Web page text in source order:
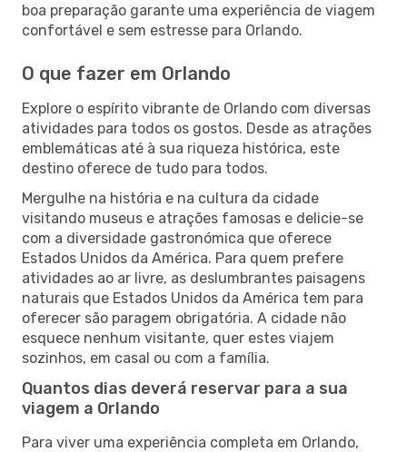
boa preparação garante uma experiência de viagem
confortável e sem estresse para Orlando.
O que fazer em Orlando
Explore o espírito vibrante de Orlando com diversas
atividades para todos os gostos. Desde as atrações
emblemáticas até à sua riqueza histórica, este
destino oferece de tudo para todos.
Mergulhe na história e na cultura da cidade
visitando museus e atrações famosas e delicie-se
com a diversidade gastronómica que oferece
Estados Unidos da América. Para quem prefere
atividades ao ar livre, as deslumbrantes paisagens
naturais que Estados Unidos da América tem para
oferecer são paragem obrigatória. A cidade não
esquece nenhum visitante, quer estes viajem
sozinhos, em casal ou com a família.
Quantos dias deverá reservar para a sua
viagem a Orlando
Para viver uma experiência completa em Orlando,